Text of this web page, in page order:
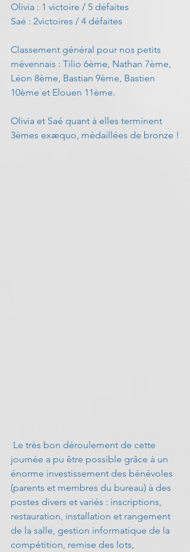
Olivia : 1 victoire / 5 défaites
Saé : 2victoires / 4 défaites
Classement général pour nos petits
mévennais : Tilio 6ème, Nathan 7ème,
Léon 8ème, Bastian 9ème, Bastien
10ème et Elouen 11ème.
Olivia et Saé quant à elles terminent
3èmes exæquo, médaillées de bronze !
journée a pu être possible grâce à un
énorme investissement des bénévoles
(parents et membres du bureau) à des
postes divers et variés : inscriptions,
restauration, installation et rangement
de la salle, gestion informatique de la
compétition, remise des lots,